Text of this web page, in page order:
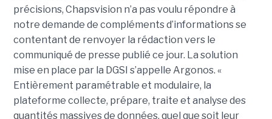
précisions, Chapsvision n’a pas voulu répondre à
notre demande de compléments d’informations se
contentant de renvoyer la rédaction vers le
communiqué de presse publié ce jour. La solution
mise en place par la DGSI s’appelle Argonos. «
Entièrement paramétrable et modulaire, la
plateforme collecte, prépare, traite et analyse des
quantités massives de données, quel que soit leur